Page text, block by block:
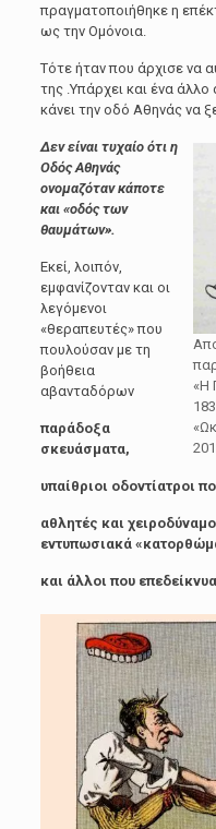
πραγματοποιήθηκε η
ως την Ομόνοια.
Τότε ήταν που άρχισε να
της .Υπάρχει και ένα
κάνει την οδό Αθηνάς να
«Η
Δεν είναι τυχαίο ότι η
Οδός Αθηνάς
ονομαζόταν κάποτε
και «οδός των
θαυμάτων».
Εκεί, λοιπόν,
εμφανίζονταν και οι
λεγόμενοι
«θεραπευτές» που
πουλούσαν με τη
βοήθεια
αβανταδόρων
παράδοξα
σκευάσματα,
υπαίθριοι οδοντίατροι
αθλητές και
εντυπωσιακά
και άλλοι που